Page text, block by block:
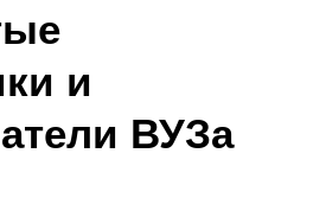
и
ВУЗа